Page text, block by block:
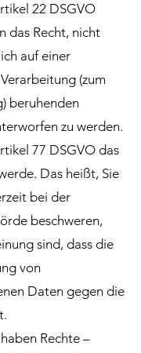
22 DSGVO
das Recht, nicht
auf einer
(zum
beruhenden
zu werden.
77 DSGVO das
Das heißt, Sie
bei der
beschweren,
sind, dass die
von
Daten gegen die
Rechte –